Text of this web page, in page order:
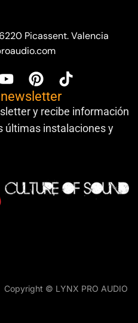
Picassent. Valencia
y recibe información
últimas instalaciones y
Copyright © LYNX PRO AUDIO